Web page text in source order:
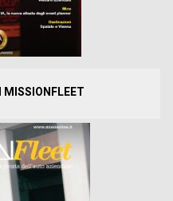
MISSIONFLEET